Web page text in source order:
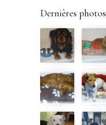
Dernières photos